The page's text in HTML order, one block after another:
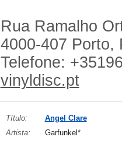
Rua Ramalho
4000-407 Porto,
Telefone:
vinyldisc.pt
Título:
Angel Clare
Artista:
Garfunkel*